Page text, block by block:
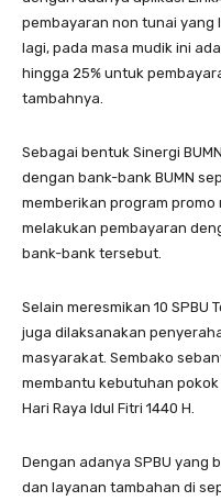
pembayaran non tunai yang
lagi, pada masa mudik ini
hingga 25% untuk
tambahnya.
Sebagai bentuk Sinergi
dengan bank-bank BUMN
memberikan program
melakukan pembayaran
bank-bank tersebut.
Selain meresmikan 10
juga dilaksanakan
masyarakat. Sembako
membantu kebutuhan
Hari Raya Idul Fitri 1440 H.
Dengan adanya SPBU yang
dan layanan tambahan di